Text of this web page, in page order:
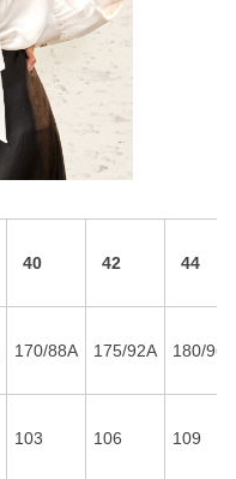
40 42 44
170/88A 175/92A 180/96A
103 106 109